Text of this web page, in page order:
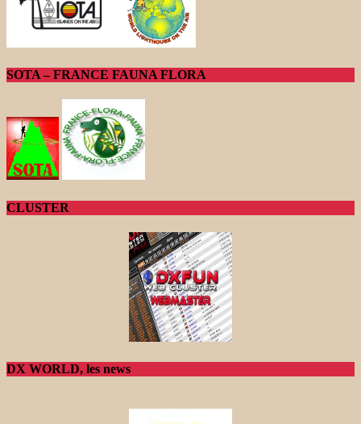
SOTA – FRANCE FAUNA FLORA
CLUSTER
DX WORLD, les news